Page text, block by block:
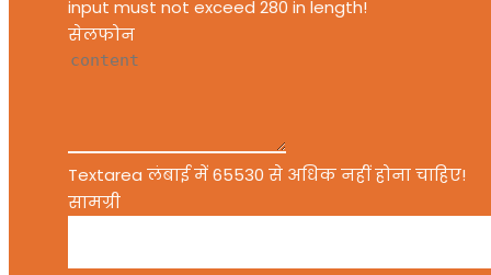
input must not exceed 280 in length!
सेलफोन
Textarea लंबाई में 65530 से अधिक नहीं होना चाहिए!
सामग्री